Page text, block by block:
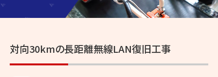
器
等
販
売・
対向30kmの長距離無線LAN復旧工事